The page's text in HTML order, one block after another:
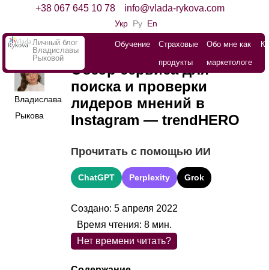
+38 067 645 10 78 info@vlada-rykova.com
Укр Ру En
Личный блог
Владиславы
Рыковой
Обучение
Страховые
продукты
Обо мне как
маркетологе
Владислава
Рыкова
Обзор сервиса для
поиска и проверки
лидеров мнений в
Instagram — trendHERO
Прочитать с помощью ИИ
ChatGPT Perplexity Grok
Создано: 5 апреля 2022
Нет времени читать?
Время чтения:8 мин.